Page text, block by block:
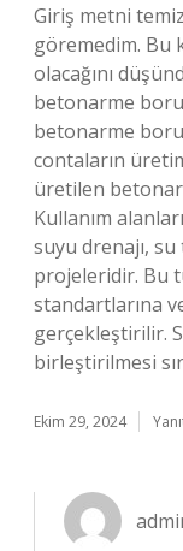
Giriş metni
göremedim. Bu
olacağını
betonarme
betonarme
contaların
üretilen
Kullanım
suyu drenajı,
projeleridir. Bu
standartlarına
gerçekleştirilir.
birleştirilmesi
Ekim 29, 2024